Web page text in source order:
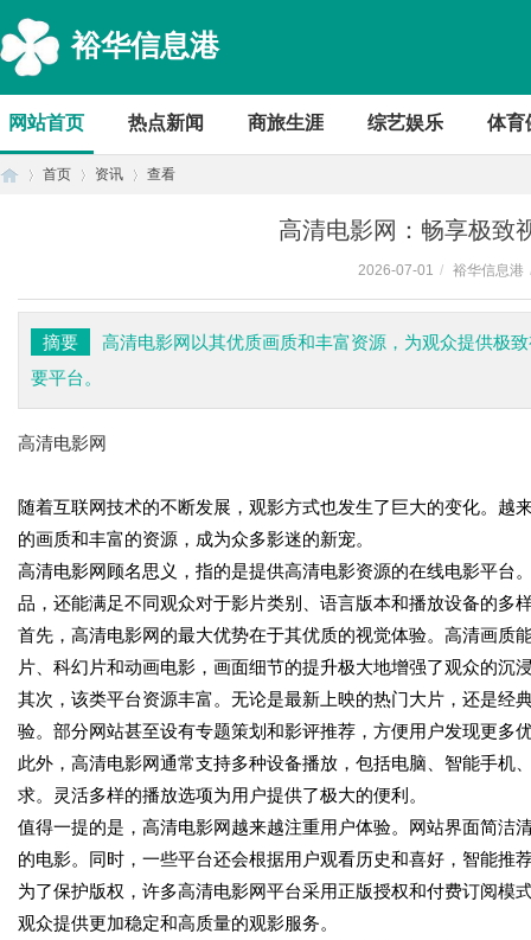
裕华信息港
网站首页 热点新闻 商旅生涯 综艺娱乐 体育
首页 资讯 查看
高清电影网：畅享极致
2026-07-01 / 裕华信息港
摘要
高清电影网以其优质画质和丰富资源，为观众提供极
要平台。
高清电影网
随着互联网技术的不断发展，观影方式也发生了巨大的变化。
的画质和丰富的资源，成为众多影迷的新宠。
高清电影网顾名思义，指的是提供高清电影资源的在线电影平台
品，还能满足不同观众对于影片类别、语言版本和播放设备的多
首先，高清电影网的最大优势在于其优质的视觉体验。高清画质
片、科幻片和动画电影，画面细节的提升极大地增强了观众的沉
其次，该类平台资源丰富。无论是最新上映的热门大片，还是经
验。部分网站甚至设有专题策划和影评推荐，方便用户发现更多
此外，高清电影网通常支持多种设备播放，包括电脑、智能手
求。灵活多样的播放选项为用户提供了极大的便利。
值得一提的是，高清电影网越来越注重用户体验。网站界面简洁
的电影。同时，一些平台还会根据用户观看历史和喜好，智能推
为了保护版权，许多高清电影网平台采用正版授权和付费订阅
观众提供更加稳定和高质量的观影服务。